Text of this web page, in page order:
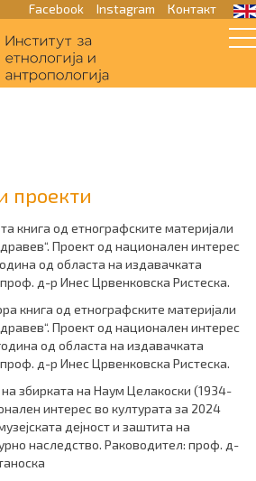
Facebook Instagram Контакт
проекти
книга од етнографските материјали
Проект од национален интерес
од областа на издавачката
д-р Инес Црвенковска Ристеска.
книга од етнографските материјали
Проект од национален интерес
од областа на издавачката
д-р Инес Црвенковска Ристеска.
збирката на Наум Целакоски (1934-
интерес во културата за 2024
дејност и заштита на
наследство. Раководител: проф. д-